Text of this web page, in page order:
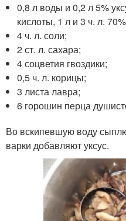
0,8 л воды и 0,2 л 5%
кислоты, 1 л и 3 ч. л.
4 ч. л. соли;
2 ст. л. сахара;
4 соцветия гвоздики;
0,5 ч. л. корицы;
3 листа лавра;
6 горошин перца
Во вскипевшую воду
варки добавляют уксус.